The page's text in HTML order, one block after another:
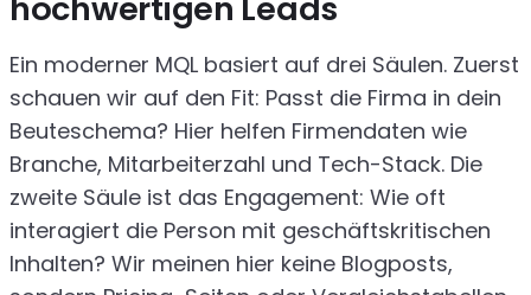
Ein moderner MQL basiert auf drei Säulen. Zuerst
schauen wir auf den Fit: Passt die Firma in dein
Beuteschema? Hier helfen Firmendaten wie
Branche, Mitarbeiterzahl und Tech-Stack. Die
zweite Säule ist das Engagement: Wie oft
interagiert die Person mit geschäftskritischen
Inhalten? Wir meinen hier keine Blogposts,